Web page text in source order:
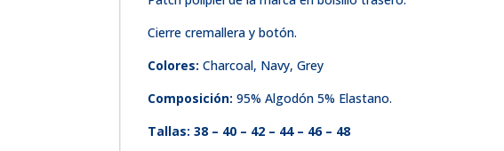
Cierre cremallera y botón.
Colores: Charcoal, Navy, Grey
Composición:95% Algodón 5% Elastano.
Tallas: 38 – 40 – 42 – 44 – 46 – 48